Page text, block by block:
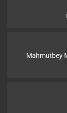
Mahmutbey